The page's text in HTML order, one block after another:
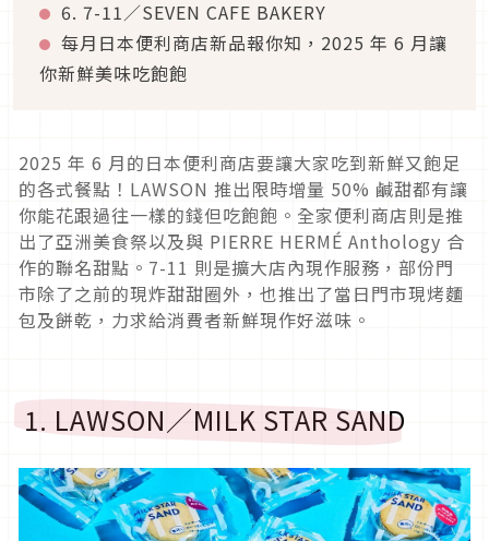
6. 7-11／SEVEN CAFE BAKERY
每月日本便利商店新品報你知，2025 年 6 月讓
你新鮮美味吃飽飽
2025 年 6 月的日本便利商店要讓大家吃到新鮮又飽足
的各式餐點！LAWSON 推出限時增量 50% 鹹甜都有讓
你能花跟過往一樣的錢但吃飽飽。全家便利商店則是推
出了亞洲美食祭以及與 PIERRE HERMÉ Anthology 合
作的聯名甜點。7-11 則是擴大店內現作服務，部份門
市除了之前的現炸甜甜圈外，也推出了當日門市現烤麵
包及餅乾，力求給消費者新鮮現作好滋味。
1. LAWSON／MILK STAR SAND